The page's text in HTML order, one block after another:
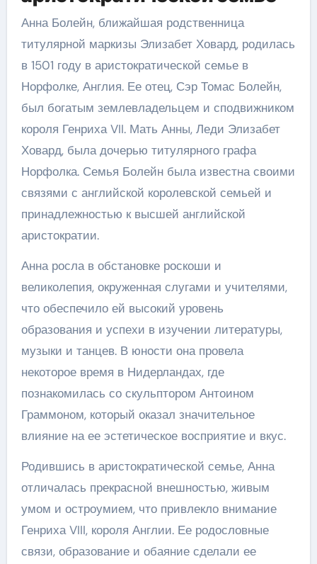
Анна Болейн, ближайшая родственница
титулярной маркизы Элизабет Ховард, родилась
в 1501 году в аристократической семье в
Норфолке, Англия. Ее отец, Сэр Томас Болейн,
был богатым землевладельцем и сподвижником
короля Генриха VII. Мать Анны, Леди Элизабет
Ховард, была дочерью титулярного графа
Норфолка. Семья Болейн была известна своими
связями с английской королевской семьей и
принадлежностью к высшей английской
аристократии.
Анна росла в обстановке роскоши и
великолепия, окруженная слугами и учителями,
что обеспечило ей высокий уровень
образования и успехи в изучении литературы,
музыки и танцев. В юности она провела
некоторое время в Нидерландах, где
познакомилась со скульптором Антоином
Граммоном, который оказал значительное
влияние на ее эстетическое восприятие и вкус.
Родившись в аристократической семье, Анна
отличалась прекрасной внешностью, живым
умом и остроумием, что привлекло внимание
Генриха VIII, короля Англии. Ее родословные
связи, образование и обаяние сделали ее